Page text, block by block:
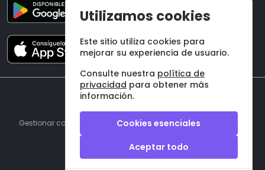
©2026 Onzane SL
Gestionar cookies Aviso legal | Política de privacidad
Términos y condiciones
Utilizamos cookies
Este sitio utiliza cookies para
mejorar su experiencia de usuario.
Consulte nuestra política de
privacidad para obtener más
información.
Cookies esenciales
Aceptar todo